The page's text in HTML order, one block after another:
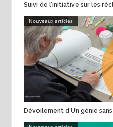
Suivi de l’initiative sur les
Nouveaux articles
Dévoilement d’Un génie